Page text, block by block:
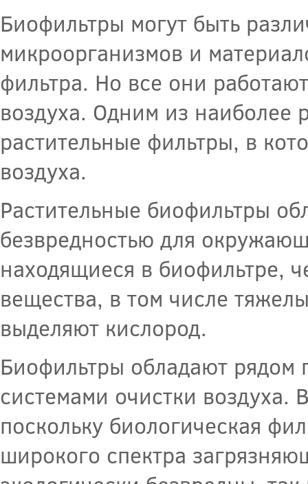
Биофильтры могут быть
микроорганизмов и
фильтра. Но все они
воздуха. Одним из наиболее
растительные фильтры, в
воздуха.
Растительные биофильтры
безвредностью для
находящиеся в биофильтре,
вещества, в том числе
выделяют кислород.
Биофильтры обладают
системами очистки
поскольку биологическая
широкого спектра